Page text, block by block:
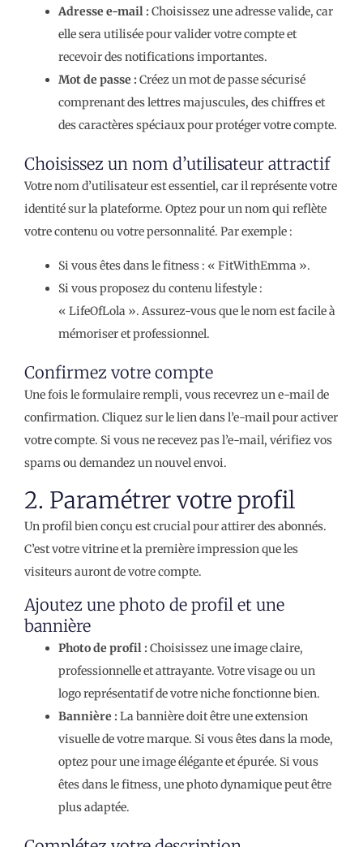
Adresse e-mail : Choisissez une adresse valide, car
elle sera utilisée pour valider votre compte et
recevoir des notifications importantes.
Mot de passe : Créez un mot de passe sécurisé
comprenant des lettres majuscules, des chiffres et
des caractères spéciaux pour protéger votre compte.
Choisissez un nom d’utilisateur attractif
Votre nom d’utilisateur est essentiel, car il représente votre
identité sur la plateforme. Optez pour un nom qui reflète
votre contenu ou votre personnalité. Par exemple :
Si vous êtes dans le fitness : « FitWithEmma ».
Si vous proposez du contenu lifestyle :
« LifeOfLola ». Assurez-vous que le nom est facile à
mémoriser et professionnel.
Confirmez votre compte
Une fois le formulaire rempli, vous recevrez un e-mail de
confirmation. Cliquez sur le lien dans l’e-mail pour activer
votre compte. Si vous ne recevez pas l’e-mail, vérifiez vos
spams ou demandez un nouvel envoi.
2. Paramétrer votre profil
Un profil bien conçu est crucial pour attirer des abonnés.
C’est votre vitrine et la première impression que les
visiteurs auront de votre compte.
Ajoutez une photo de profil et une
bannière
Photo de profil : Choisissez une image claire,
professionnelle et attrayante. Votre visage ou un
logo représentatif de votre niche fonctionne bien.
Bannière : La bannière doit être une extension
visuelle de votre marque. Si vous êtes dans la mode,
optez pour une image élégante et épurée. Si vous
êtes dans le fitness, une photo dynamique peut être
plus adaptée.